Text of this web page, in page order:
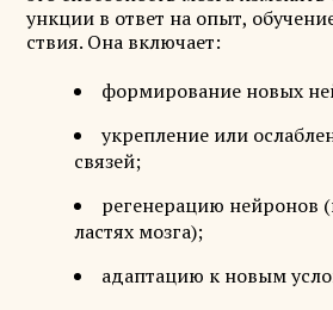
ункции в ответ на опыт,
ствия. Она включает:
формирование новых
укрепление или
связей;
регенерацию нейронов
ластях мозга);
адаптацию к новым